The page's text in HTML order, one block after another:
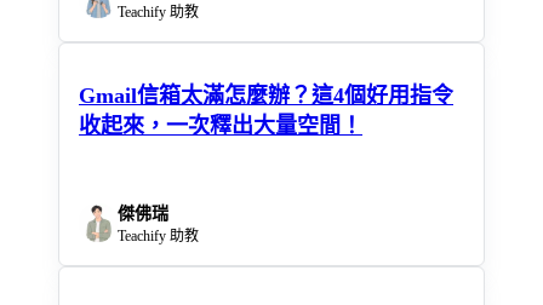
Teachify 助教
Gmail信箱太滿怎麼辦？這4個好用指令
收起來，一次釋出大量空間！
傑佛瑞
Teachify 助教